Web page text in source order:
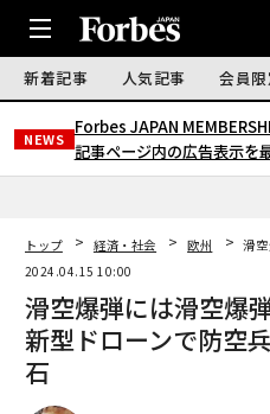
新着記事 人気記事 会員
NEWS
Forbes JAPAN
記事ページ内の広告表示を
トップ 経済・社会 欧州
滑
2024.04.15 10:00
滑空爆弾には滑空爆
新型ドローンで防空
石